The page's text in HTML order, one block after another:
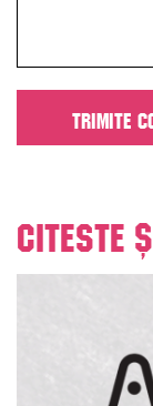
Citeste și